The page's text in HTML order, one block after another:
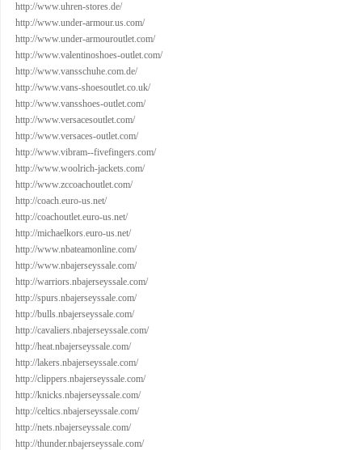
http://www.uhren-stores.de/
http://www.under-armour.us.com/
http://www.under-armouroutlet.com/
http://www.valentinoshoes-outlet.com/
http://www.vansschuhe.com.de/
http://www.vans-shoesoutlet.co.uk/
http://www.vansshoes-outlet.com/
http://www.versacesoutlet.com/
http://www.versaces-outlet.com/
http://www.vibram--fivefingers.com/
http://www.woolrich-jackets.com/
http://www.zccoachoutlet.com/
http://coach.euro-us.net/
http://coachoutlet.euro-us.net/
http://michaelkors.euro-us.net/
http://www.nbateamonline.com/
http://www.nbajerseyssale.com/
http://warriors.nbajerseyssale.com/
http://spurs.nbajerseyssale.com/
http://bulls.nbajerseyssale.com/
http://cavaliers.nbajerseyssale.com/
http://heat.nbajerseyssale.com/
http://lakers.nbajerseyssale.com/
http://clippers.nbajerseyssale.com/
http://knicks.nbajerseyssale.com/
http://celtics.nbajerseyssale.com/
http://nets.nbajerseyssale.com/
http://thunder.nbajerseyssale.com/